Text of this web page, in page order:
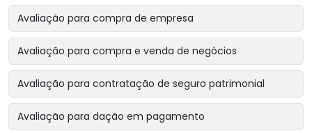
Avaliação para compra de empresa
Avaliação para compra e venda de negócios
Avaliação para contratação de seguro patrimonial
Avaliação para dação em pagamento